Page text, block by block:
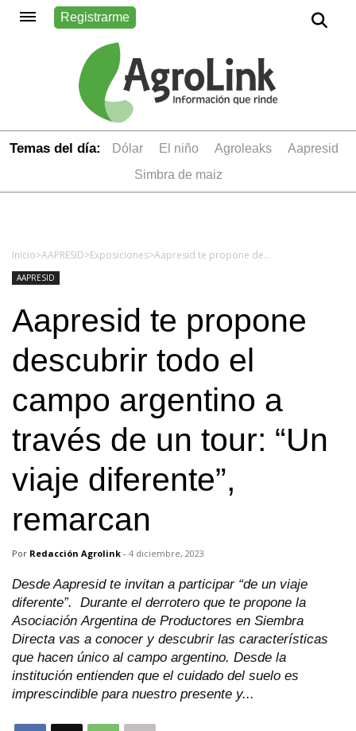
Registrarme
Temas del día: dólar el niño Agroleaks
aapresid
simbra de maiz
Inicio>AAPRESID>Exposiciones> Aapresid te propone descubrir todo el campo argentino a través de un tour: “Un viaje diferente”, remarcan
AAPRESID
Aapresid te propone
descubrir todo el
campo argentino a
través de un tour: “Un
viaje diferente”,
remarcan
Por Redacción Agrolink - 4 diciembre, 2023
Desde Aapresid te invitan a participar “de un viaje
diferente”. Durante el derrotero que te propone la
Asociación Argentina de Productores en Siembra
Directa vas a conocer y descubrir las características
que hacen único al campo argentino. Desde la
institución entienden que el cuidado del suelo es
imprescindible para nuestro presente y...